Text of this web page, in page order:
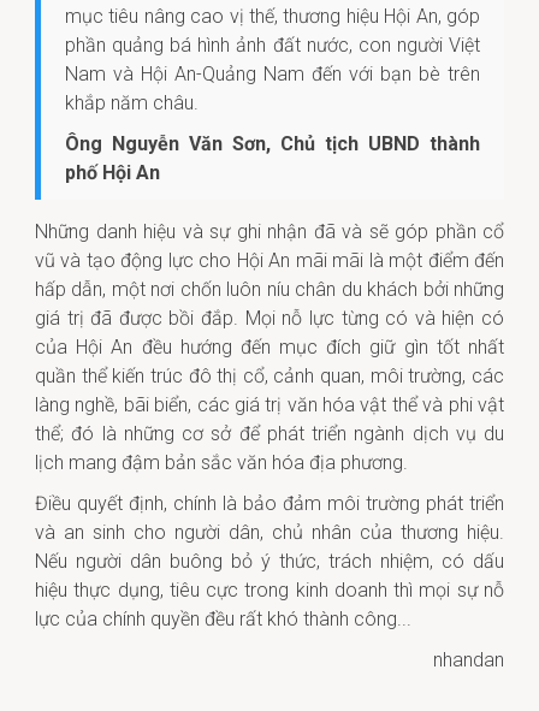
mục tiêu nâng cao vị thế, thương hiệu Hội An, góp
phần quảng bá hình ảnh đất nước, con người Việt
Nam và Hội An-Quảng Nam đến với bạn bè trên
khắp năm châu.
Ông Nguyễn Văn Sơn, Chủ tịch UBND thành
phố Hội An
Những danh hiệu và sự ghi nhận đã và sẽ góp phần cổ
vũ và tạo động lực cho Hội An mãi mãi là một điểm đến
hấp dẫn, một nơi chốn luôn níu chân du khách bởi những
giá trị đã được bồi đắp. Mọi nỗ lực từng có và hiện có
của Hội An đều hướng đến mục đích giữ gìn tốt nhất
quần thể kiến trúc đô thị cổ, cảnh quan, môi trường, các
làng nghề, bãi biển, các giá trị văn hóa vật thể và phi vật
thể; đó là những cơ sở để phát triển ngành dịch vụ du
lịch mang đậm bản sắc văn hóa địa phương.
Điều quyết định, chính là bảo đảm môi trường phát triển
và an sinh cho người dân, chủ nhân của thương hiệu.
Nếu người dân buông bỏ ý thức, trách nhiệm, có dấu
hiệu thực dụng, tiêu cực trong kinh doanh thì mọi sự nỗ
lực của chính quyền đều rất khó thành công...
nhandan